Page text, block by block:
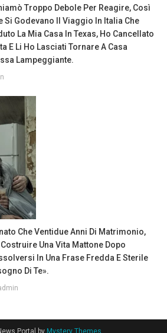
Troppo Debole Per Reagire, Così
Si Godevano Il Viaggio In Italia Che
La Mia Casa In Texas, Ho Cancellato
E Li Ho Lasciati Tornare A Casa
Lampeggiante.
Che Ventidue Anni Di Matrimonio,
Una Vita Mattone Dopo
In Una Frase Fredda E Sterile
Di Te».
Portal by Mystery Themes